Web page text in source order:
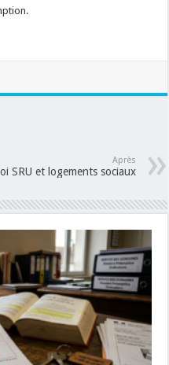
Après
SRU et logements sociaux